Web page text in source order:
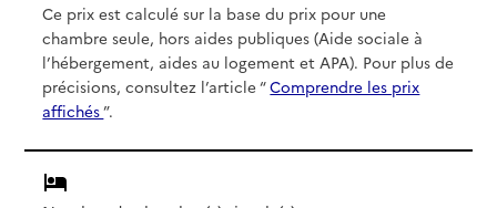
Ce prix est calculé sur la base du prix pour une
chambre seule, hors aides publiques (Aide sociale à
l’hébergement, aides au logement et APA). Pour plus de
précisions, consultez l’article “Comprendre les prix
affichés”.